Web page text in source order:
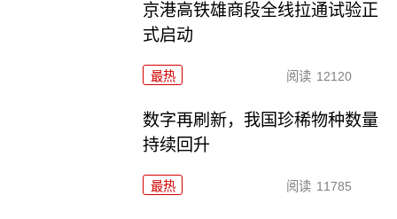
京港高铁雄商段全线拉通试验正
式启动
最热 阅读 12120
数字再刷新，我国珍稀物种数量
持续回升
最热 阅读 11785